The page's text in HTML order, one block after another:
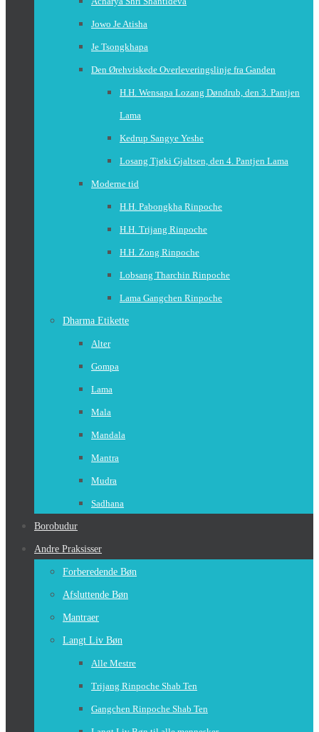
Jowo Je Atisha
Je Tsongkhapa
Den Ørehviskede Overleveringslinje fra Ganden
H.H. Wensapa Lozang Døndrub, den 3. Pantjen
Lama
Kedrup Sangye Yeshe
Losang Tjøki Gjaltsen, den 4. Pantjen Lama
Moderne tid
H.H. Pabongkha Rinpoche
H.H. Trijang Rinpoche
H.H. Zong Rinpoche
Lobsang Tharchin Rinpoche
Lama Gangchen Rinpoche
Dharma Etikette
Alter
Gompa
Lama
Mala
Mandala
Mantra
Mudra
Sadhana
Borobudur
Andre Praksisser
Forberedende Bøn
Afsluttende Bøn
Mantraer
Langt Liv Bøn
Alle Mestre
Trijang Rinpoche Shab Ten
Gangchen Rinpoche Shab Ten